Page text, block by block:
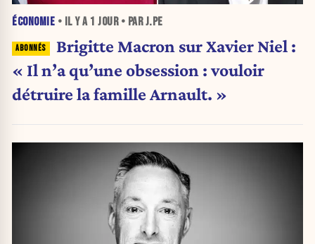
ÉCONOMIE • IL Y A 1 JOUR• PAR J.PE
Brigitte Macron sur Xavier Niel :
« Il n’a qu’une obsession : vouloir
détruire la famille Arnault. »